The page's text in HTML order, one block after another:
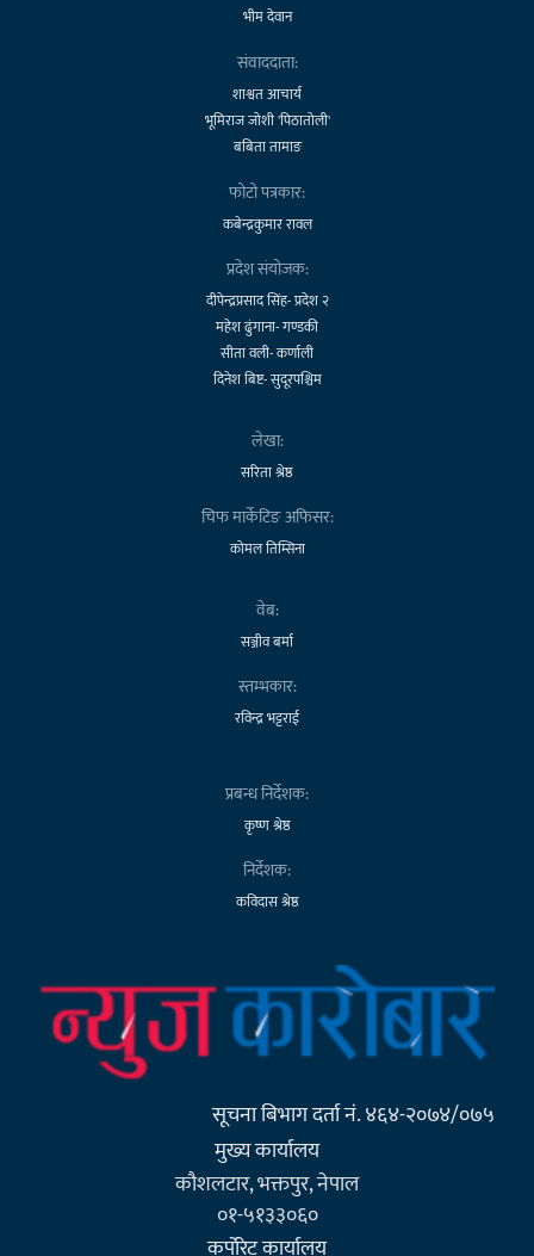
भीम देवान
संवाददाता:
शाश्वत आचार्य
भूमिराज जोशी 'पिठातोली'
बबिता तामाङ
फोटो पत्रकार:
कबेन्द्रकुमार रावल
प्रदेश संयोजक:
दीपेन्द्रप्रसाद सिंह- प्रदेश २
महेश ढुंगाना- गण्डकी
सीता वली- कर्णाली
दिनेश बिष्ट- सुदूरपश्चिम
लेखा:
सरिता श्रेष्ठ
चिफ मार्केटिङ अफिसर:
कोमल तिम्सिना
वेब:
सञ्जीव बर्मा
स्तम्भकार:
रविन्द्र भट्टराई
प्रबन्ध निर्देशक:
कृष्ण श्रेष्ठ
निर्देशक:
कविदास श्रेष्ठ
सूचना बिभाग दर्ता नं. ४६४-२०७४/०७५
मुख्य कार्यालय
कौशलटार, भक्तपुर, नेपाल
०१-५१३३०६०
कर्पाेरेट कार्यालय